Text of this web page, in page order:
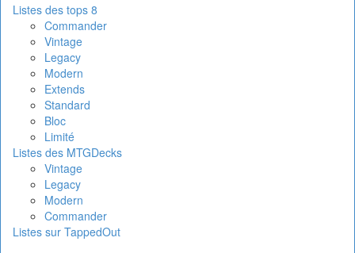
Listes des tops 8
Commander
Vintage
Legacy
Modern
Extends
Standard
Bloc
Limité
Listes des MTGDecks
Vintage
Legacy
Modern
Commander
Listes sur TappedOut